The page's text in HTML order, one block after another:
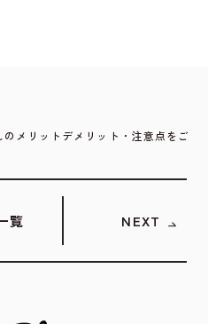
覧 NEXT
メリットデメリット・注意点をご